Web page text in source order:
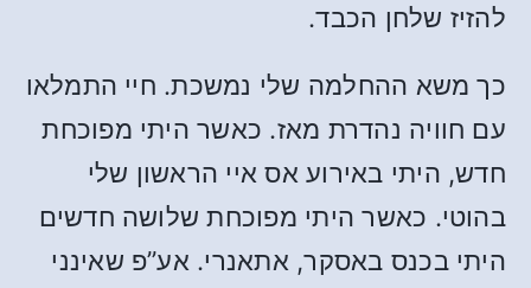
להזיז שלחן הכבד.
כך משא ההחלמה שלי נמשכת. חיי התמלאו
עם חוויה נהדרת מאז. כאשר היתי מפוכחת
חדש, היתי באירוע אס איי הראשון שלי
בהוטי. כאשר היתי מפוכחת שלושה חדשים
היתי בכנס באסקר, אתאנרי. אע”פ שאינני